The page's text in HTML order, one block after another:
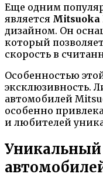
Еще одним
является
дизайном. Он
который
скорость в
Особенностью
эксклюзивность.
автомобилей
особенно
и любителей
Уникальный